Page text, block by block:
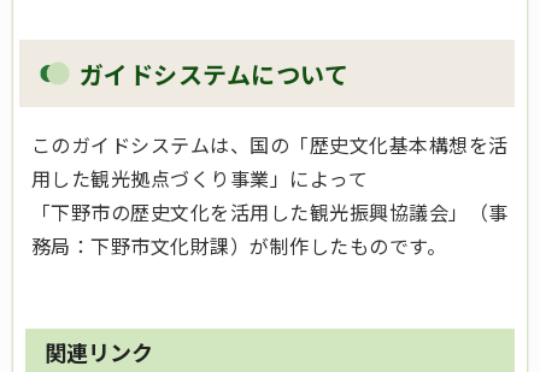
ガイドシステムについて
このガイドシステムは、国の「歴史文化基本構想を活
用した観光拠点づくり事業」によって
「下野市の歴史文化を活用した観光振興協議会」（事
務局：下野市文化財課）が制作したものです。
関連リンク